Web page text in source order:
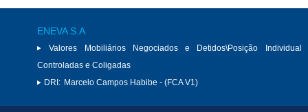
ENEVA S.A
Valores Mobiliários Negociados e Detidos\Posição
Controladas e Coligadas
DRI: Marcelo Campos Habibe - (FCA V1)